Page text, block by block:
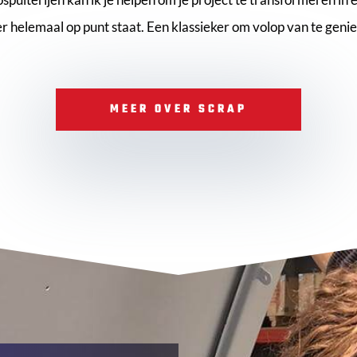
helemaal op punt staat. Een klassieker om volop van te
MEER OVER SCRAP